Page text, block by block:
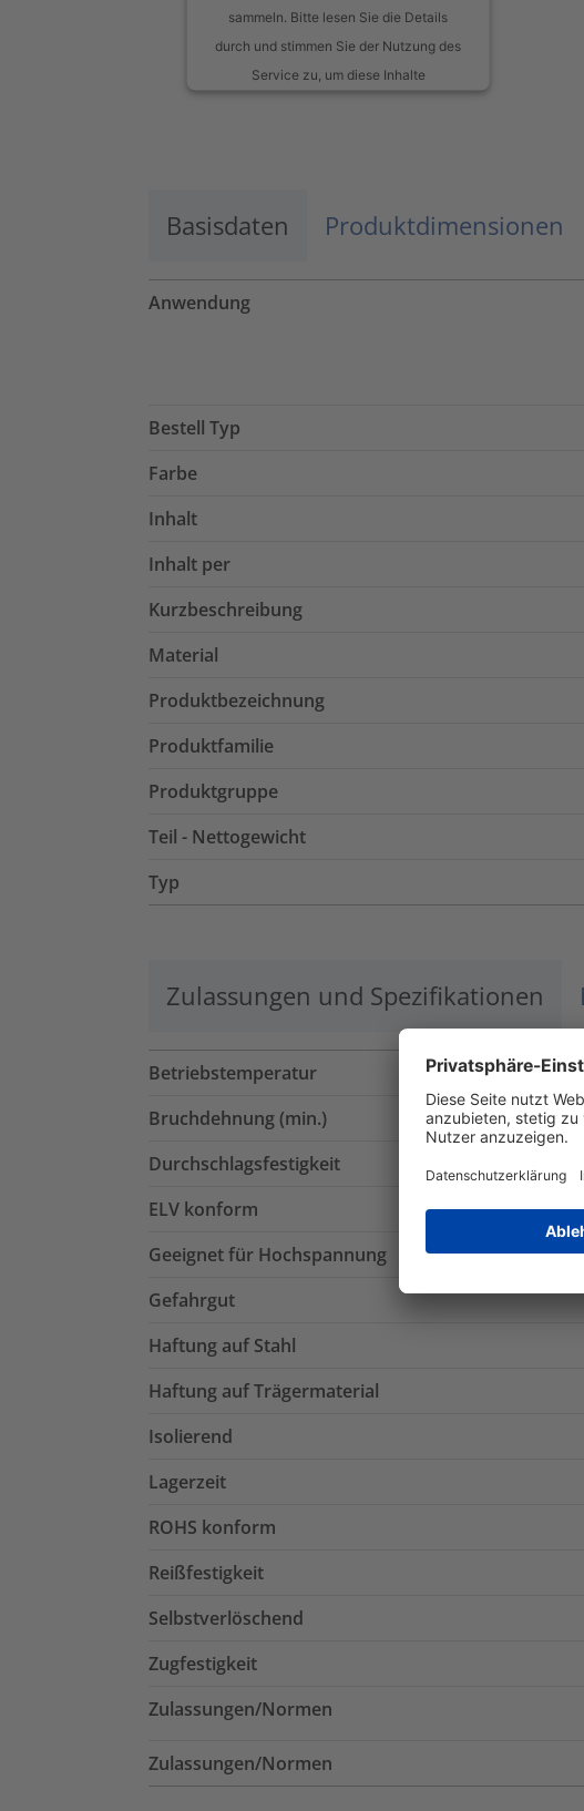
sammeln. Bitte lesen Sie die Details
durch und stimmen Sie der Nutzung des
Service zu, um diese Inhalte
Akzeptieren
Basisdaten Produktdimensionen
Anwendung
Bestell Typ
Farbe
Inhalt
Inhalt per
Kurzbeschreibung
Material
Produktbezeichnung
Produktfamilie
Produktgruppe
Teil - Nettogewicht
Typ
Zulassungen und Spezifikationen
Betriebstemperatur
Bruchdehnung (min.)
Durchschlagsfestigkeit
ELV konform
Geeignet für Hochspannung
Gefahrgut
Haftung auf Stahl
Haftung auf Trägermaterial
Isolierend
Lagerzeit
ROHS konform
Reißfestigkeit
Selbstverlöschend
Zugfestigkeit
Zulassungen/Normen
Zulassungen/Normen